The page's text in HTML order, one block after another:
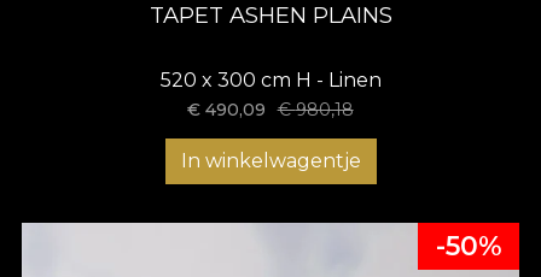
TAPET ASHEN PLAINS
520 x 300 cm H - Linen
€490,09 €980,18
In winkelwagentje
-50%